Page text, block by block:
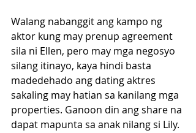
Walang nabanggit ang kampo ng
aktor kung may prenup agreement
sila ni Ellen, pero may mga negosyo
silang itinayo, kaya hindi basta
madedehado ang dating aktres
sakaling may hatian sa kanilang mga
properties. Ganoon din ang share na
dapat mapunta sa anak nilang si Lily.